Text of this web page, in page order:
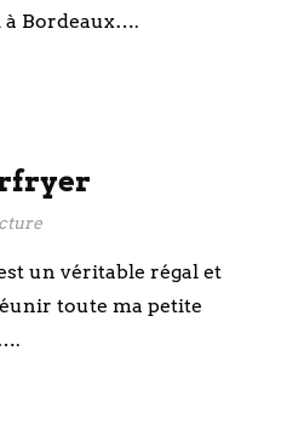
Bordeaux….
un véritable régal et
toute ma petite